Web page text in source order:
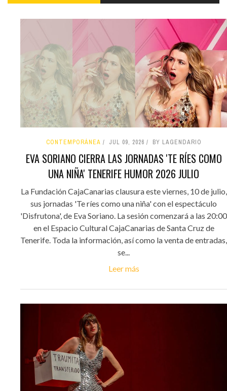
CONTEMPORÁNEA JUL 09, 2026 BY LAGENDARIO
EVA SORIANO CIERRA LAS JORNADAS 'TE RÍES COMO
UNA NIÑA' TENERIFE HUMOR 2026 JULIO
La Fundación CajaCanarias clausura este viernes, 10 de julio,
sus jornadas 'Te ríes como una niña' con el espectáculo
'Disfrutona', de Eva Soriano. La sesión comenzará a las 20:00
en el Espacio Cultural CajaCanarias de Santa Cruz de
Tenerife. Toda la información, así como la venta de entradas,
se...
Leer más